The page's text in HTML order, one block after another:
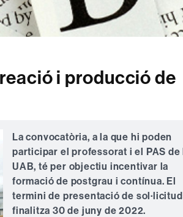
i producció de
La convocatòria, a la que hi poden
participar el professorat i el PAS de
UAB, té per objectiu incentivar la
formació de postgrau i contínua. El
termini de presentació de
finalitza 30 de juny de 2022.